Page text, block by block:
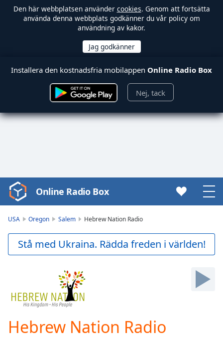
Den här webbplatsen använder cookies. Genom att fortsätta
använda denna webbplats godkänner du vår policy om
användning av kakor.
Installera den kostnadsfria mobilappen Online Radio Box
Nej, tack
Video
Player
Play
Video
Forward
Current
Time 0:00
Online Radio Box
USA Oregon Salem Hebrew Nation Radio
Stå med Ukraina. Rädda freden i världen!
Hebrew Nation Radio